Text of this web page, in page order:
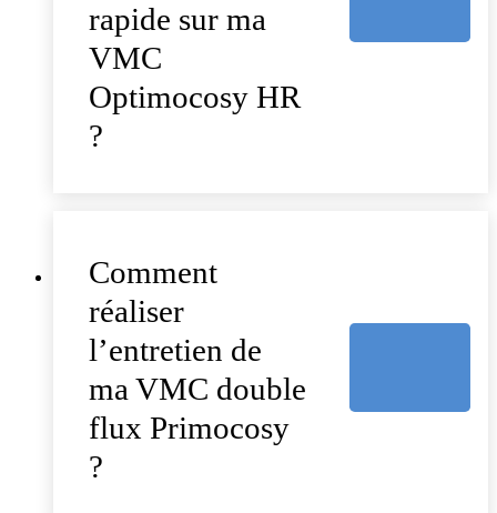
rapide sur ma
VMC
Optimocosy HR
?
Comment
réaliser
l’entretien de
ma VMC double
flux Primocosy
?